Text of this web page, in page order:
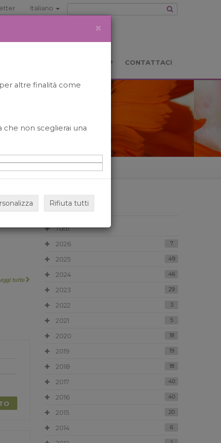
Italiano
BOOKSHOP CONTATTACI
tutto
ARCHIVIO
Tutti
2026
7
2025 49
2024 46
2023 29
2022 3
2021 5
2020 18
2019 19
2018 18
2017 40
2016 40
2015 20
2014 6
×
altre finalità come
che non sceglierai una
Rifiuta tutti